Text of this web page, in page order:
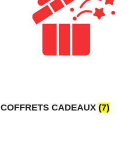
COFFRETS CADEAUX (7)